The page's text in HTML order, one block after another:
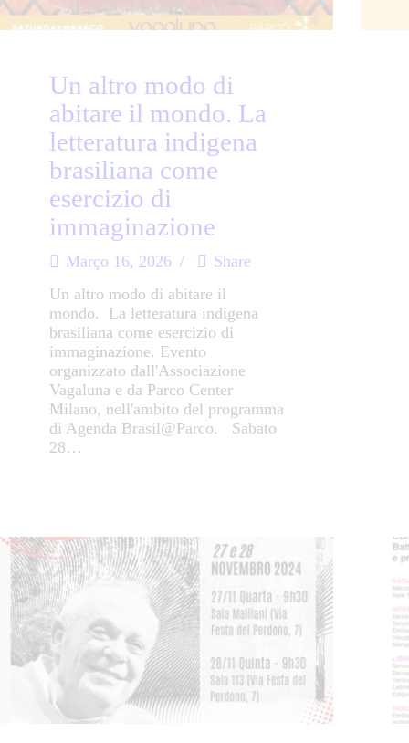
Un altro modo di
abitare il mondo. La
letteratura indigena
brasiliana come
esercizio di
immaginazione
Março 16, 2026
Share
Un altro modo di abitare il
mondo. La letteratura indigena
brasiliana come esercizio di
immaginazione. Evento
organizzato dall'Associazione
Vagaluna e da Parco Center
Milano, nell'ambito del programma
di Agenda Brasil@Parco. Sabato
28…